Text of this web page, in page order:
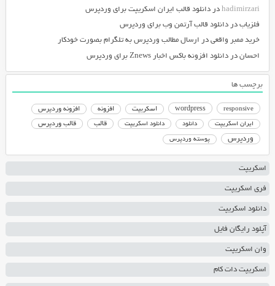
hadimirzariدر دانلود قالب ایران اسکریپت برای وردپرس
فلزیابدر دانلود قالب آرتمن وب برای وردپرس
خرید ممبر واقعیدر ارسال مطالب وردپرس به تلگرام بصورت خودکار
احساندر دانلود افزونه باکس اخبار Znews برای وردپرس
برچسب ها
responsive
wordpress اسکریپت افزونه افزونه وردپرس
ایران اسکریپت دانلود دانلود اسکریپت قالب قالب وردپرس
وردپرس پوسته وردپرس
اسکریپت
فری اسکریپت
دانلود اسکریپت
آپلود رایگان فایل
وان اسکریپت
اسکریپت دات کام